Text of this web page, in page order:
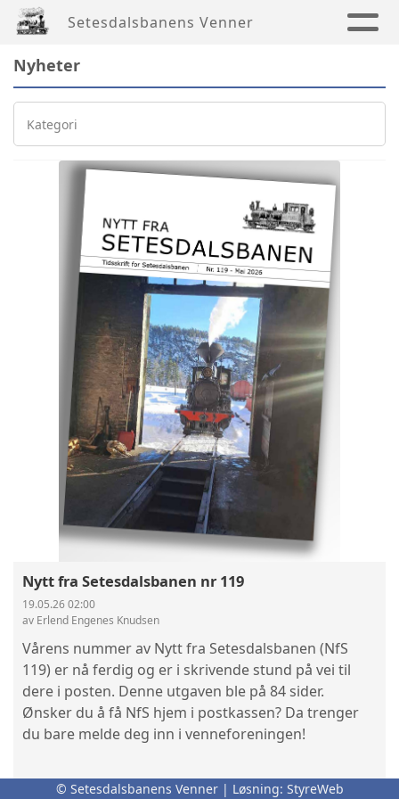
Setesdalsbanens Venner
Nyheter
Kategori
Nytt fra Setesdalsbanen nr 119
19.05.26 02:00
av Erlend Engenes Knudsen
Vårens nummer av Nytt fra Setesdalsbanen (NfS
119) er nå ferdig og er i skrivende stund på vei til
dere i posten. Denne utgaven ble på 84 sider.
Ønsker du å få NfS hjem i postkassen? Da trenger
du bare melde deg inn i venneforeningen!
Les mer
© Setesdalsbanens Venner | Løsning: StyreWeb